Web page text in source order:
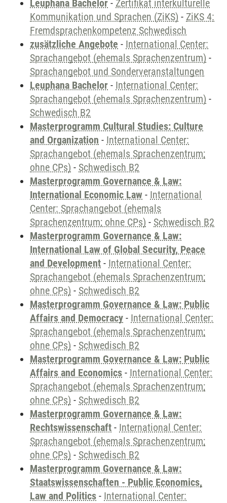
Leuphana Bachelor - Zertifikat interkulturelle
Kommunikation und Sprachen (ZiKS) - ZiKS 4:
Fremdsprachenkompetenz Schwedisch
zusätzliche Angebote - International Center:
Sprachangebot (ehemals Sprachenzentrum) -
Sprachangebot und Sonderveranstaltungen
Leuphana Bachelor - International Center:
Sprachangebot (ehemals Sprachenzentrum) -
Schwedisch B2
Masterprogramm Cultural Studies: Culture
and Organization - International Center:
Sprachangebot (ehemals Sprachenzentrum;
ohne CPs) - Schwedisch B2
Masterprogramm Governance & Law:
International Economic Law - International
Center: Sprachangebot (ehemals
Sprachenzentrum; ohne CPs) - Schwedisch B2
Masterprogramm Governance & Law:
International Law of Global Security, Peace
and Development - International Center:
Sprachangebot (ehemals Sprachenzentrum;
ohne CPs) - Schwedisch B2
Masterprogramm Governance & Law: Public
Affairs and Democracy - International Center:
Sprachangebot (ehemals Sprachenzentrum;
ohne CPs) - Schwedisch B2
Masterprogramm Governance & Law: Public
Affairs and Economics - International Center:
Sprachangebot (ehemals Sprachenzentrum;
ohne CPs) - Schwedisch B2
Masterprogramm Governance & Law:
Rechtswissenschaft - International Center:
Sprachangebot (ehemals Sprachenzentrum;
ohne CPs) - Schwedisch B2
Masterprogramm Governance & Law:
Staatswissenschaften - Public Economics,
Law and Politics - International Center: